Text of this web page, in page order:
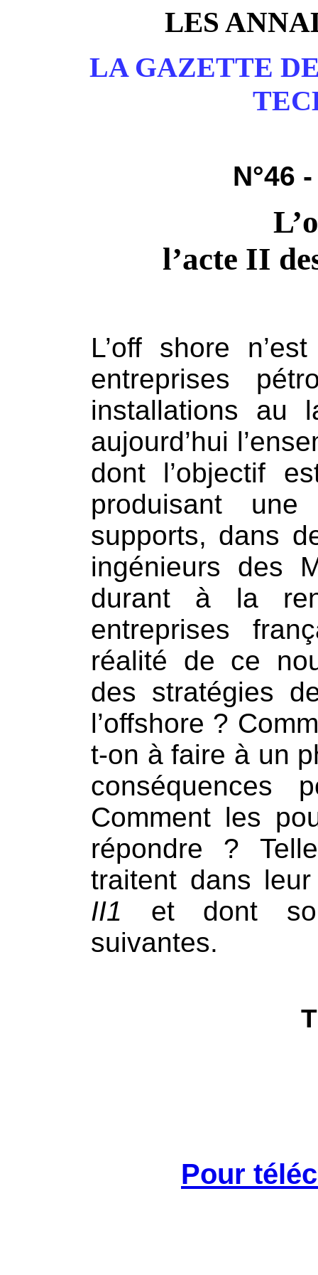
LES
LA GAZETTE
N°46
l’acte II
L’off shore
entreprises
installations au
aujourd’hui
dont l’objectif
produisant
supports, dans
ingénieurs des
durant à la
entreprises
réalité de ce
des stratégies
l’offshore ?
t-on à faire à un
conséquences
Comment les
répondre ?
traitent dans
II1 et dont
suivantes.
Pour